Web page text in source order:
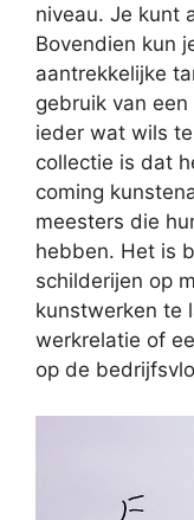
niveau. Je kunt
Bovendien kun
aantrekkelijke
gebruik van
ieder wat wils
collectie is dat
coming
meesters die
hebben. Het is
schilderijen op
kunstwerken te
werkrelatie of
op de